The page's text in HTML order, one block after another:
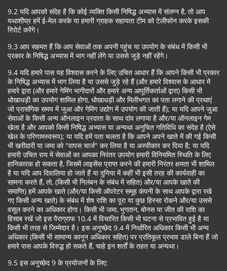
9.2 यदि आपको संदेह है कि कोई व्यक्ति किसी निषिद्ध अभ्यास में संलग्न है, तो आप
यथाशीघ्र हमें ई-मेल करके या हमारी ग्राहक सहायता टीम को टेलीफोन करके इसकी
रिपोर्ट करेंगे।
9.3 आप सहमत हैं कि आप सेवाओं तक अपनी पहुंच या उपयोग के संबंध में किसी भी
प्रकार के निषिद्ध अभ्यास में भाग नहीं लेंगे या उससे जुड़े नहीं रहेंगे।
9.4 यदि हमारे पास यह विश्वास करने के लिए उचित आधार हैं कि आपने किसी भी प्रकार
के निषिद्ध अभ्यास में भाग लिया है या उससे जुड़े रहे हैं (और हमारे विश्वास के आधार में
हमारे द्वारा (और हमारे गेमिंग भागीदारों और हमारे अन्य आपूर्तिकर्ताओं द्वारा) किसी भी
धोखाधड़ी का उपयोग शामिल होगा, धोखाधड़ी और मिलीभगत का पता लगाने की प्रथाएं
जो प्रासंगिक समय में जुआ और गेमिंग उद्योग में उपयोग की जाती हैं); या यदि आपने जुआ
सेवाओं के किसी अन्य ऑनलाइन प्रदाता के साथ दांव लगाया है और/या ऑनलाइन गेम
खेला है और आपको किसी निषिद्ध अभ्यास या अन्यथा अनुचित गतिविधि का संदेह है (ऐसे
खेल के परिणामस्वरूप); या यदि हमें पता चलता है कि आपने अपने खाते में की गई किसी
भी खरीदारी या जमा को "वापस चार्ज" कर लिया है या अस्वीकार कर दिया है; या यदि
हमारी उचित राय में सेवाओं का आपका निरंतर उपयोग हमारी विनियमित स्थिति के लिए
हानिकारक हो सकता है, जिसमें लाइसेंस प्राप्त करने की हमारी निरंतर क्षमता भी शामिल
है या यदि आप दिवालिया हो जाते हैं या दुनिया में कहीं भी इसी तरह की कार्यवाही का
सामना करते हैं, तो, (किसी भी निलंबन के संबंध में सहित) और/या आपके खाते की
समाप्ति) हमें आपके खाते (और/या किसी ऑपरेटर समूह कंपनी के साथ आपके द्वारा रखे
गए किसी अन्य खाते) के संबंध में शेष राशि का पूरा या कुछ हिस्सा रोकने और/या उससे
वसूल करने का अधिकार होगा। किसी भी जमा, भुगतान, बोनस या जीत की राशि का
हिसाब रखें जो इस पैराग्राफ 10.4 में विचारित किसी भी घटना से प्रभावित हुई है या
किसी भी तरह से जिम्मेदार है। इस अनुच्छेद 9.4 में निर्धारित अधिकार किसी भी अन्य
अधिकार (किसी भी सामान्य कानून अधिकार सहित) पर प्रतिकूल प्रभाव डाले बिना हैं जो
हमारे पास आपके विरुद्ध हो सकते हैं, चाहे इन शर्तों के तहत या अन्यथा।
9.5 इस अनुच्छेद 9 के प्रयोजनों के लिए: